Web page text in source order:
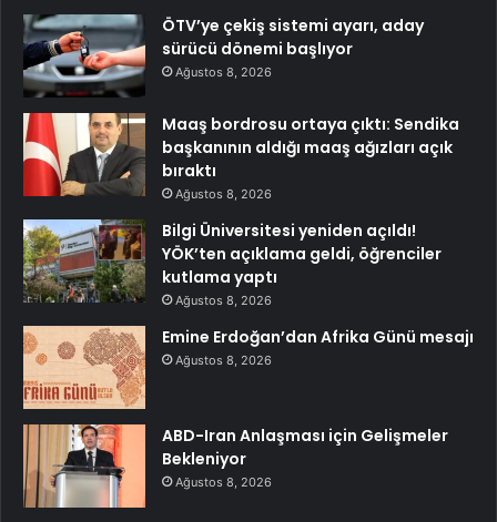
ÖTV’ye çekiş sistemi ayarı, aday
sürücü dönemi başlıyor
Ağustos 8, 2026
Maaş bordrosu ortaya çıktı: Sendika
başkanının aldığı maaş ağızları açık
bıraktı
Ağustos 8, 2026
Bilgi Üniversitesi yeniden açıldı!
YÖK’ten açıklama geldi, öğrenciler
kutlama yaptı
Ağustos 8, 2026
Emine Erdoğan’dan Afrika Günü mesajı
Ağustos 8, 2026
ABD-Iran Anlaşması için Gelişmeler
Bekleniyor
Ağustos 8, 2026